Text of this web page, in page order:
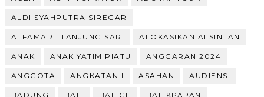
ALDI SYAHPUTRA SIREGAR
ALFAMART TANJUNG SARI ALOKASIKAN ALSINTAN
ANAK ANAK YATIM PIATU ANGGARAN 2024
ANGGOTA ANGKATAN I ASAHAN AUDIENSI
BADUNG BALI BALIGE BALIKPAPAN